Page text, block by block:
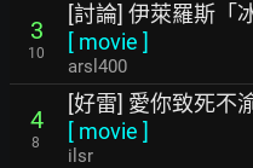
3
10
[討論] 伊萊羅斯「
[ movie ]
arsl400
4
8
[好雷] 愛你致死不
[ movie ]
ilsr